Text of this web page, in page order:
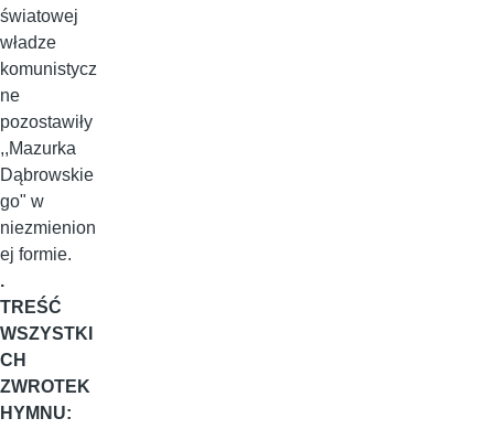
światowej
władze
komunistycz
ne
pozostawiły
,,Mazurka
Dąbrowskie
go" w
niezmienion
ej formie.
.
TREŚĆ
WSZYSTKI
CH
ZWROTEK
HYMNU: